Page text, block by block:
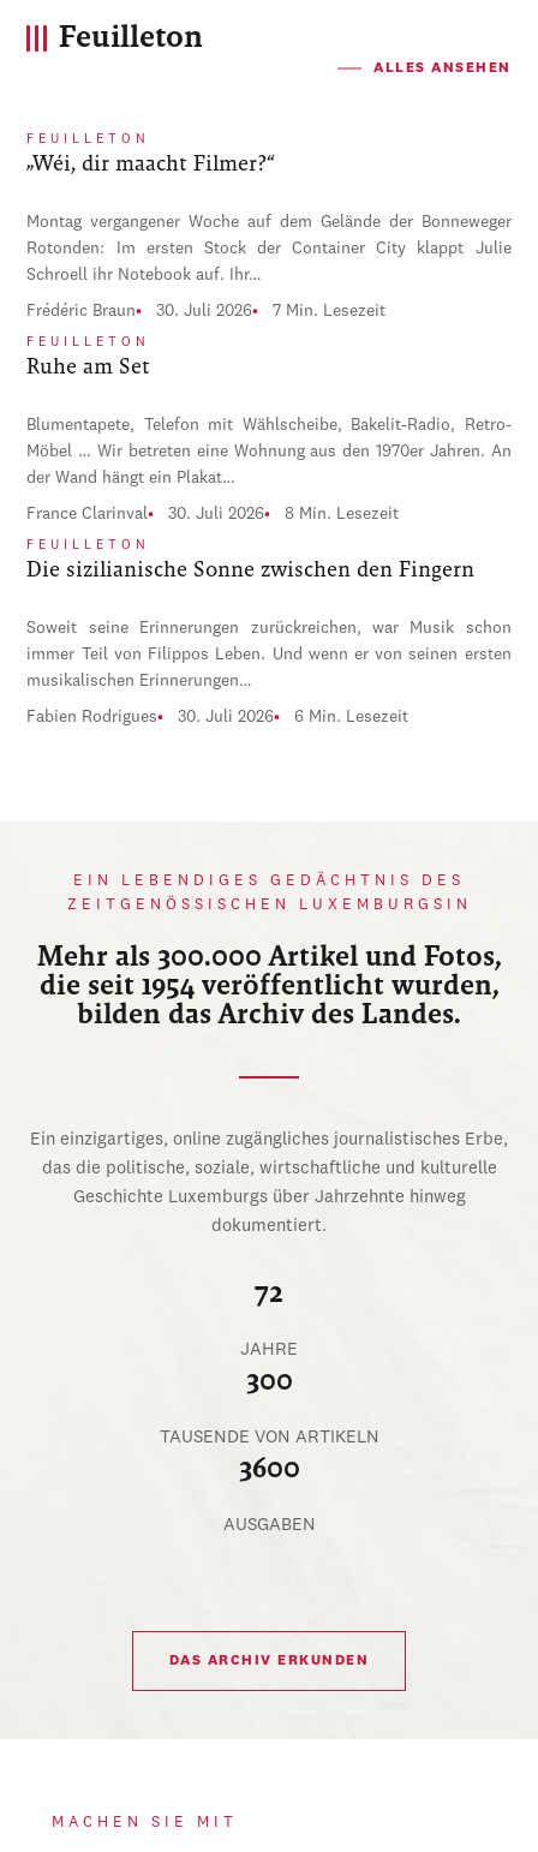
Feuilleton
ALLES ANSEHEN
FEUILLETON
„Wéi, dir maacht Filmer?“
Montag vergangener Woche auf dem Gelände der Bonneweger
Rotonden: Im ersten Stock der Container City klappt Julie
Schroell ihr Notebook auf. Ihr…
Frédéric Braun 30. Juli 2026 7 Min. Lesezeit
FEUILLETON
Ruhe am Set
Blumentapete, Telefon mit Wählscheibe, Bakelit-Radio, Retro-
Möbel … Wir betreten eine Wohnung aus den 1970er Jahren. An
der Wand hängt ein Plakat…
France Clarinval 30. Juli 2026 8 Min. Lesezeit
FEUILLETON
Die sizilianische Sonne zwischen den Fingern
Soweit seine Erinnerungen zurückreichen, war Musik schon
immer Teil von Filippos Leben. Und wenn er von seinen ersten
musikalischen Erinnerungen…
Fabien Rodrigues 30. Juli 2026 6 Min. Lesezeit
EIN LEBENDIGES GEDÄCHTNIS DES
ZEITGENÖSSISCHEN LUXEMBURGSIN
Mehr als 300.000 Artikel und Fotos,
die seit 1954 veröffentlicht wurden,
bilden das Archiv des Landes.
Ein einzigartiges, online zugängliches journalistisches Erbe,
das die politische, soziale, wirtschaftliche und kulturelle
Geschichte Luxemburgs über Jahrzehnte hinweg
dokumentiert.
72
JAHRE
300
TAUSENDE VON ARTIKELN
3600
AUSGABEN
DAS ARCHIV ERKUNDEN
MACHEN SIE MIT